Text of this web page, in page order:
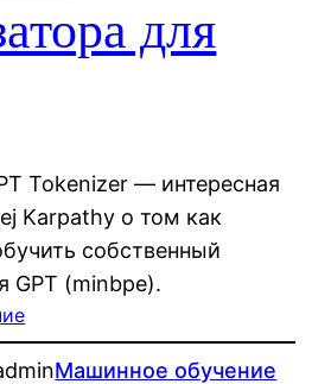
для
Tokenizer — интересная
Karpathy о том как
собственный
GPT (minbpe).
Машинное обучение